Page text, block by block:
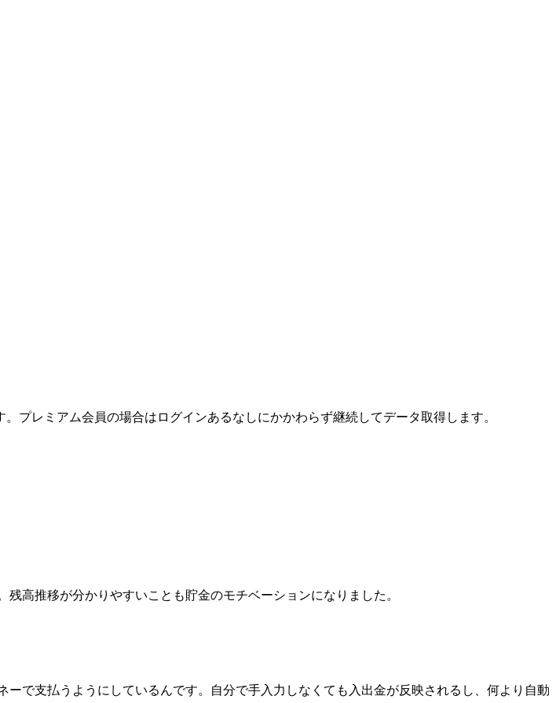
プレミアム会員の場合はログインあるなしにかかわらず継続してデータ取得します。
高推移が分かりやすいことも貯金のモチベーションになりました。
で支払うようにしているんです。自分で手入力しなくても入出金が反映されるし、何より自動